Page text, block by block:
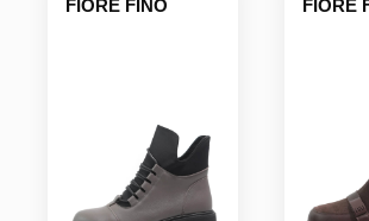
FIORE FINO FIORE